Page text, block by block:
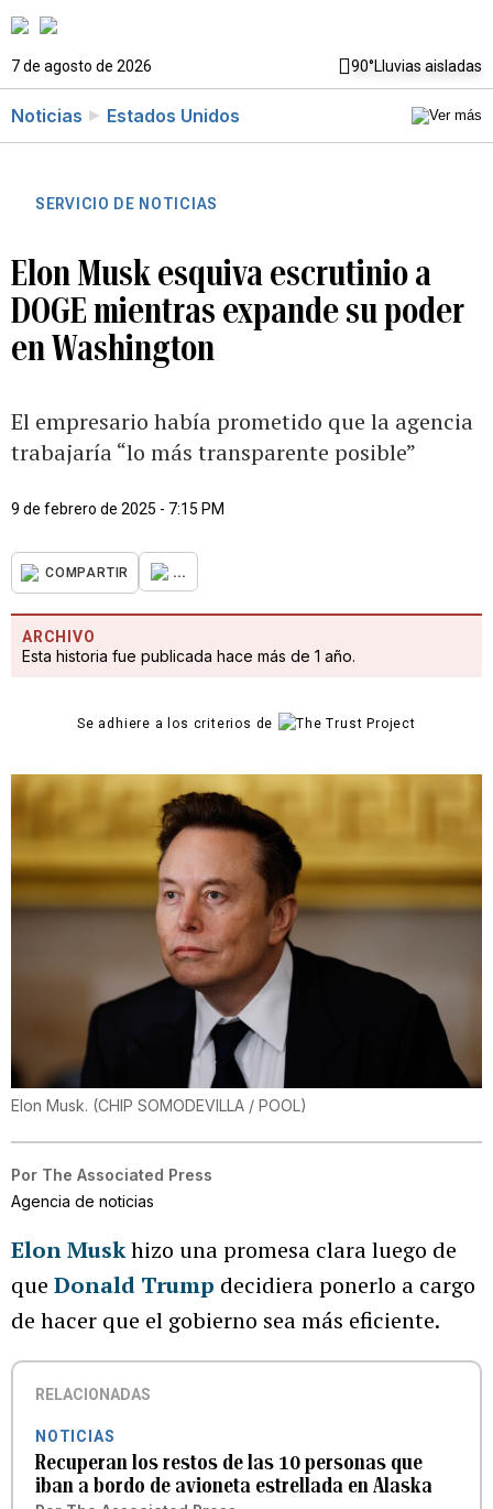
7 de agosto de 2026 90°Lluvias aisladas
Noticias Estados Unidos
SERVICIO DE NOTICIAS
Elon Musk esquiva escrutinio a
DOGE mientras expande su poder
en Washington
El empresario había prometido que la agencia
trabajaría “lo más transparente posible”
9 de febrero de 2025 - 7:15 PM
COMPARTIR ...
ARCHIVO
Esta historia fue publicada hace más de 1 año.
Se adhiere a los criterios de
Elon Musk. (CHIP SOMODEVILLA / POOL)
Por The Associated Press
Agencia de noticias
Elon Muskhizo una promesa clara luego de
que Donald Trump decidiera ponerlo a cargo
de hacer que el gobierno sea más eficiente.
RELACIONADAS
NOTICIAS
Recuperan los restos de las 10 personas que
iban a bordo de avioneta estrellada en Alaska